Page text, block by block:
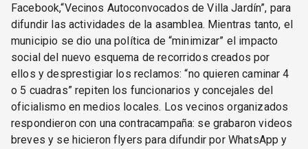
Facebook,“Vecinos Autoconvocados de Villa Jardín”, para
difundir las actividades de la asamblea. Mientras tanto, el
municipio se dio una política de “minimizar” el impacto
social del nuevo esquema de recorridos creados por
ellos y desprestigiar los reclamos: “no quieren caminar 4
o 5 cuadras” repiten los funcionarios y concejales del
oficialismo en medios locales. Los vecinos organizados
respondieron con una contracampaña: se grabaron videos
breves y se hicieron flyers para difundir por WhatsApp y